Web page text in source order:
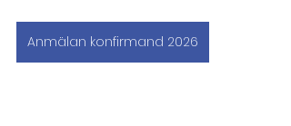
Anmälan konfirmand 2026